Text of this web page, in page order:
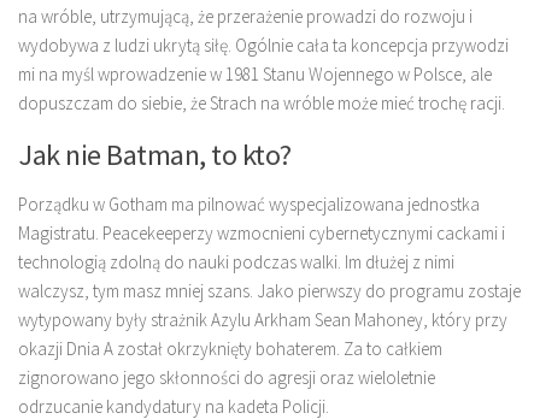
na wróble, utrzymującą, że przerażenie prowadzi do rozwoju i
wydobywa z ludzi ukrytą siłę. Ogólnie cała ta koncepcja przywodzi
mi na myśl wprowadzenie w 1981 Stanu Wojennego w Polsce, ale
dopuszczam do siebie, że Strach na wróble może mieć trochę racji.
Jak nie Batman, to kto?
Porządku w Gotham ma pilnować wyspecjalizowana jednostka
Magistratu. Peacekeeperzy wzmocnieni cybernetycznymi cackami i
technologią zdolną do nauki podczas walki. Im dłużej z nimi
walczysz, tym masz mniej szans. Jako pierwszy do programu zostaje
wytypowany były strażnik Azylu Arkham Sean Mahoney, który przy
okazji Dnia A został okrzyknięty bohaterem. Za to całkiem
zignorowano jego skłonności do agresji oraz wieloletnie
odrzucanie kandydatury na kadeta Policji.